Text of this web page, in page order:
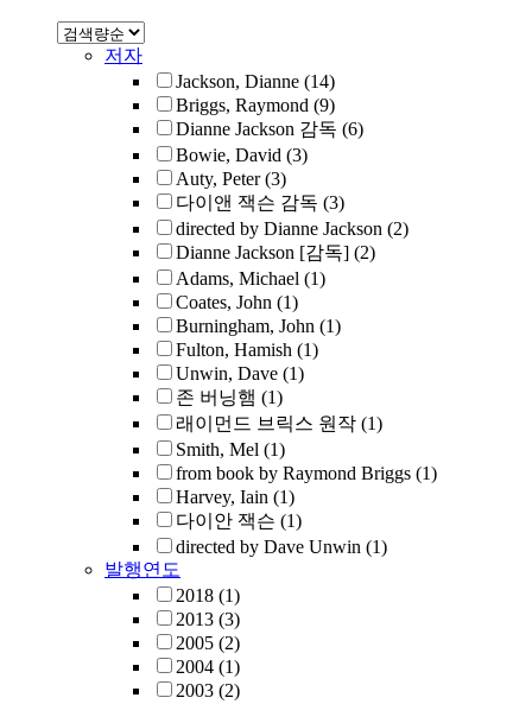
저자
Jackson, Dianne (14)
Briggs, Raymond (9)
Dianne Jackson 감독 (6)
Bowie, David (3)
Auty, Peter (3)
다이앤 잭슨 감독 (3)
directed by Dianne Jackson (2)
Dianne Jackson [감독] (2)
Adams, Michael (1)
Coates, John (1)
Burningham, John (1)
Fulton, Hamish (1)
Unwin, Dave (1)
존 버닝햄 (1)
래이먼드 브릭스 원작 (1)
Smith, Mel (1)
from book by Raymond Briggs (1)
Harvey, Iain (1)
다이안 잭슨 (1)
directed by Dave Unwin (1)
발행연도
2018 (1)
2013 (3)
2005 (2)
2004 (1)
2003 (2)